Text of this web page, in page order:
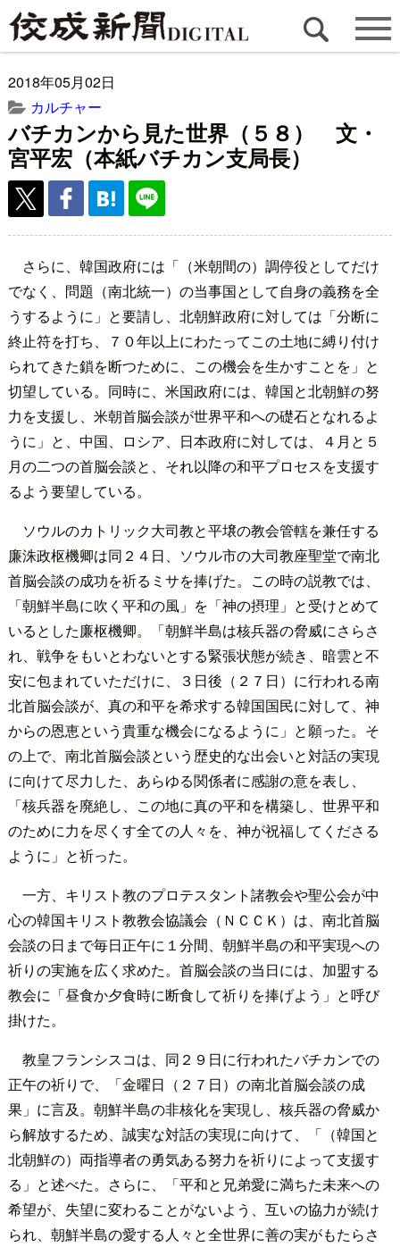
2018年05月02日
カルチャー
バチカンから見た世界（５８） 文・
宮平宏（本紙バチカン支局長）
さらに、韓国政府には「（米朝間の）調停役としてだけ
でなく、問題（南北統一）の当事国として自身の義務を全
うするように」と要請し、北朝鮮政府に対しては「分断に
終止符を打ち、７０年以上にわたってこの土地に縛り付け
られてきた鎖を断つために、この機会を生かすことを」と
切望している。同時に、米国政府には、韓国と北朝鮮の努
力を支援し、米朝首脳会談が世界平和への礎石となれるよ
うに」と、中国、ロシア、日本政府に対しては、４月と５
月の二つの首脳会談と、それ以降の和平プロセスを支援す
るよう要望している。
ソウルのカトリック大司教と平壌の教会管轄を兼任する
廉洙政枢機卿は同２４日、ソウル市の大司教座聖堂で南北
首脳会談の成功を祈るミサを捧げた。この時の説教では、
「朝鮮半島に吹く平和の風」を「神の摂理」と受けとめて
いるとした廉枢機卿。「朝鮮半島は核兵器の脅威にさらさ
れ、戦争をもいとわないとする緊張状態が続き、暗雲と不
安に包まれていただけに、３日後（２７日）に行われる南
北首脳会談が、真の和平を希求する韓国国民に対して、神
からの恩恵という貴重な機会になるように」と願った。そ
の上で、南北首脳会談という歴史的な出会いと対話の実現
に向けて尽力した、あらゆる関係者に感謝の意を表し、
「核兵器を廃絶し、この地に真の平和を構築し、世界平和
のために力を尽くす全ての人々を、神が祝福してくださる
ように」と祈った。
一方、キリスト教のプロテスタント諸教会や聖公会が中
心の韓国キリスト教教会協議会（ＮＣＣＫ）は、南北首脳
会談の日まで毎日正午に１分間、朝鮮半島の和平実現への
祈りの実施を広く求めた。首脳会談の当日には、加盟する
教会に「昼食か夕食時に断食して祈りを捧げよう」と呼び
掛けた。
教皇フランシスコは、同２９日に行われたバチカンでの
正午の祈りで、「金曜日（２７日）の南北首脳会談の成
果」に言及。朝鮮半島の非核化を実現し、核兵器の脅威か
ら解放するため、誠実な対話の実現に向けて、「（韓国と
北朝鮮の）両指導者の勇気ある努力を祈りによって支援す
る」と述べた。さらに、「平和と兄弟愛に満ちた未来への
希望が、失望に変わることがないよう、互いの協力が続け
られ、朝鮮半島の愛する人々と全世界に善の実がもたらさ